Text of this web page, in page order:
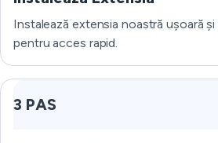
Instalează extensia noastră ușoară
pentru acces rapid.
3 PAS